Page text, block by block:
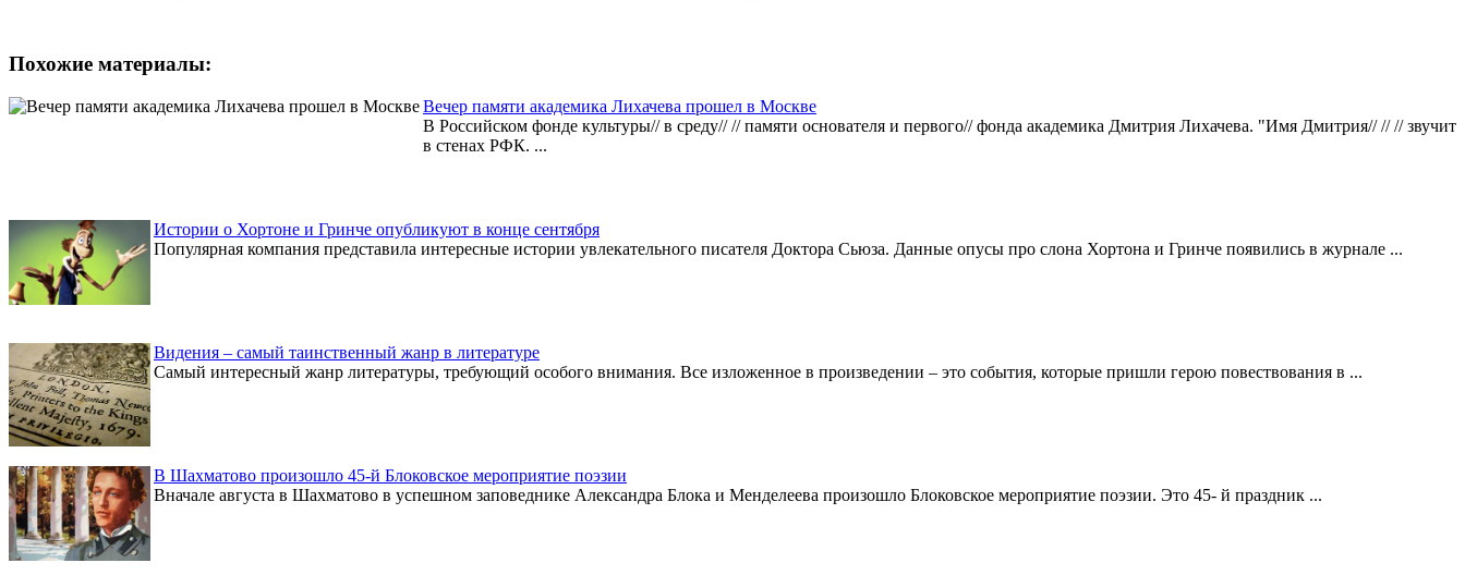
Похожие материалы:
Вечер памяти академика Лихачева прошел в Москве
В Российском фонде культуры// в среду// // памяти основателя и первого// фонда академика Дмитрия Лихачева. "Имя Дмитрия// // // звучит
в стенах РФК. ...
Истории о Хортоне и Гринче опубликуют в конце сентября
Популярная компания представила интересные истории увлекательного писателя Доктора Сьюза. Данные опусы про слона Хортона и Гринче появились в журнале ...
Видения – самый таинственный жанр в литературе
Самый интересный жанр литературы, требующий особого внимания. Все изложенное в произведении – это события, которые пришли герою повествования в ...
В Шахматово произошло 45-й Блоковское мероприятие поэзии
Вначале августа в Шахматово в успешном заповеднике Александра Блока и Менделеева произошло Блоковское мероприятие поэзии. Это 45- й праздник ...